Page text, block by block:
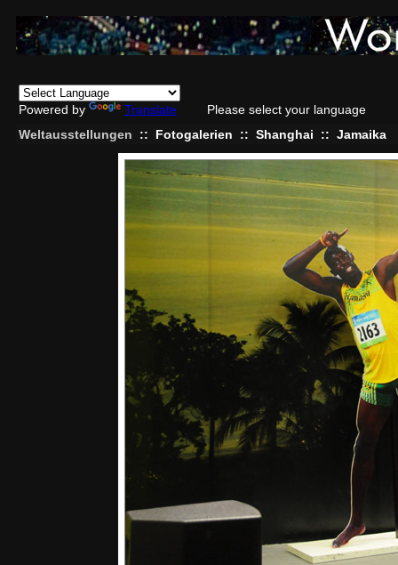
Powered by Translate
Please select your language
Weltausstellungen
:: Fotogalerien :: Shanghai :: Jamaika